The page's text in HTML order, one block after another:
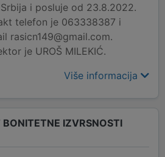
i posluje od 23.8.2022.
telefon je 063338387 i
rasicn149@gmail.com.
je UROŠ MILEKIĆ.
Više informacija
BONITETNE IZVRSNOSTI